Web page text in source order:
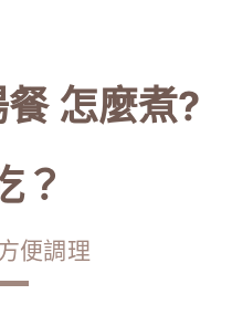
怎麼煮?
？
便調理